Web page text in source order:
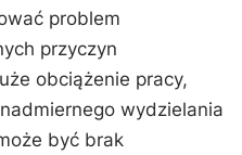
problem
przyczyn
obciążenie pracy,
wydzielania
być⁣ brak